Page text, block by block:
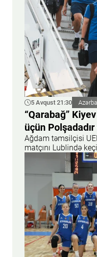
5 Avqust 21:30
“Qarabağ”
üçün
Ağdam təmsilçisi
matçını Lublində